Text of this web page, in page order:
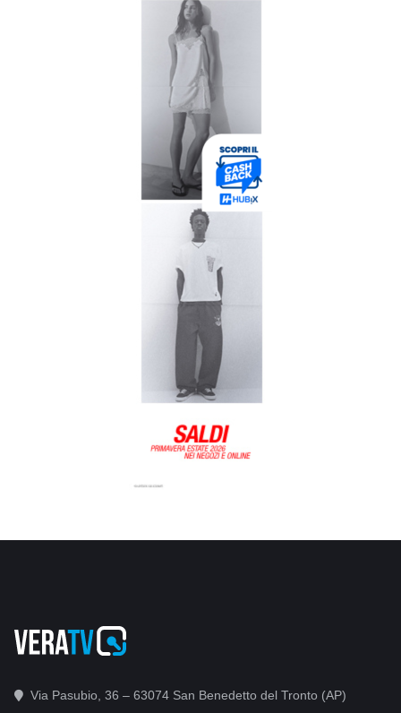
Via Pasubio, 36 – 63074 San Benedetto del Tronto (AP)